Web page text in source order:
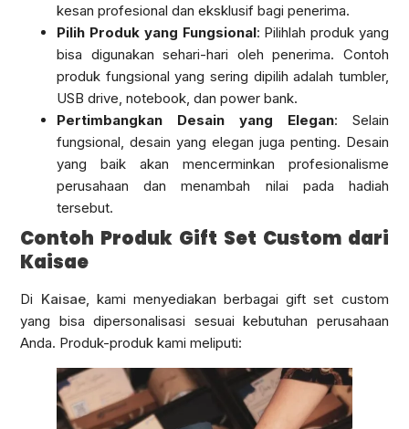
kesan profesional dan eksklusif bagi penerima.
Pilih Produk yang Fungsional: Pilihlah produk yang
bisa digunakan sehari-hari oleh penerima. Contoh
produk fungsional yang sering dipilih adalah tumbler,
USB drive, notebook, dan power bank.
Pertimbangkan Desain yang Elegan: Selain
fungsional, desain yang elegan juga penting. Desain
yang baik akan mencerminkan profesionalisme
perusahaan dan menambah nilai pada hadiah
tersebut.
Contoh Produk Gift Set Custom dari
Kaisae
Di Kaisae, kami menyediakan berbagai gift set custom
yang bisa dipersonalisasi sesuai kebutuhan perusahaan
Anda. Produk-produk kami meliputi: